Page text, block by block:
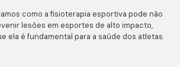
como a fisioterapia esportiva pode não
lesões em esportes de alto impacto,
ela é fundamental para a saúde dos atletas.